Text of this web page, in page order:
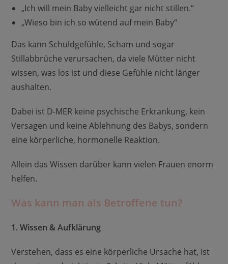
„Ich will mein Baby vielleicht gar nicht stillen.“
„Wieso bin ich so wütend auf mein Baby“
Das kann Schuldgefühle, Scham und sogar
Stillabbrüche verursachen, da viele Mütter nicht
wissen, was los ist und diese Gefühle nicht länger
aushalten.
Dabei ist D-MER keine psychische Erkrankung, kein
Versagen und keine Ablehnung des Babys, sondern
eine körperliche, hormonelle Reaktion.
Allein das Wissen darüber kann vielen Frauen enorm
helfen.
Was kann man als Betroffene tun?
1. Wissen & Aufklärung
Verstehen, dass es eine körperliche Ursache hat, ist